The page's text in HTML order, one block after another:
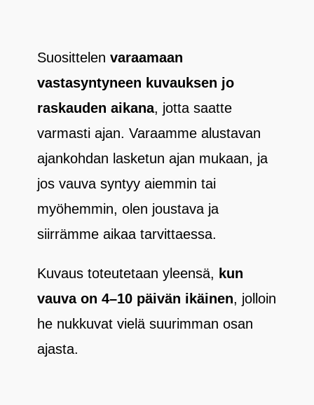
Suosittelen varaamaan
vastasyntyneen kuvauksen jo
raskauden aikana, jotta saatte
varmasti ajan. Varaamme alustavan
ajankohdan lasketun ajan mukaan, ja
jos vauva syntyy aiemmin tai
myöhemmin, olen joustava ja
siirrämme aikaa tarvittaessa.
Kuvaus toteutetaan yleensä, kun
vauva on 4–10 päivän ikäinen, jolloin
he nukkuvat vielä suurimman osan
ajasta.